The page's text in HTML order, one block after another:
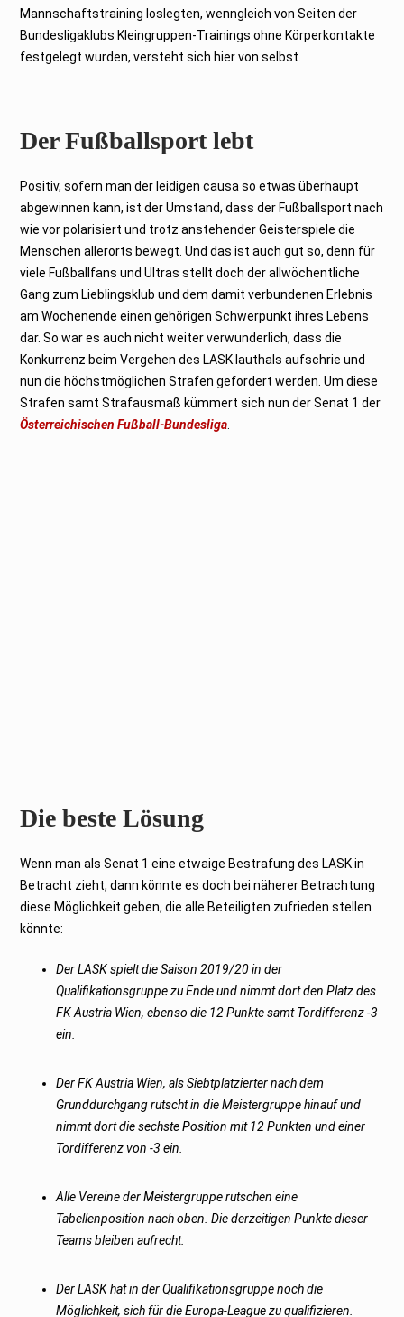
Mannschaftstraining loslegten, wenngleich von Seiten der
Bundesligaklubs Kleingruppen-Trainings ohne Körperkontakte
festgelegt wurden, versteht sich hier von selbst.
Der Fußballsport lebt
Positiv, sofern man der leidigen causa so etwas überhaupt
abgewinnen kann, ist der Umstand, dass der Fußballsport nach
wie vor polarisiert und trotz anstehender Geisterspiele die
Menschen allerorts bewegt. Und das ist auch gut so, denn für
viele Fußballfans und Ultras stellt doch der allwöchentliche
Gang zum Lieblingsklub und dem damit verbundenen Erlebnis
am Wochenende einen gehörigen Schwerpunkt ihres Lebens
dar. So war es auch nicht weiter verwunderlich, dass die
Konkurrenz beim Vergehen des LASK lauthals aufschrie und
nun die höchstmöglichen Strafen gefordert werden. Um diese
Strafen samt Strafausmaß kümmert sich nun der Senat 1 der
Österreichischen Fußball-Bundesliga
Die beste Lösung
Wenn man als Senat 1 eine etwaige Bestrafung des LASK in
Betracht zieht, dann könnte es doch bei näherer Betrachtung
diese Möglichkeit geben, die alle Beteiligten zufrieden stellen
könnte:
Der LASK spielt die Saison 2019/20 in der
Qualifikationsgruppe zu Ende und nimmt dort den Platz des
FK Austria Wien, ebenso die 12 Punkte samt Tordifferenz -3
ein.
Der FK Austria Wien, als Siebtplatzierter nach dem
Grunddurchgang rutscht in die Meistergruppe hinauf und
nimmt dort die sechste Position mit 12 Punkten und einer
Tordifferenz von -3 ein.
Alle Vereine der Meistergruppe rutschen eine
Tabellenposition nach oben. Die derzeitigen Punkte dieser
Teams bleiben aufrecht.
Der LASK hat in der Qualifikationsgruppe noch die
Möglichkeit, sich für die Europa-League zu qualifizieren.